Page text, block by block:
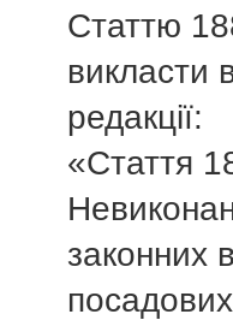
Статтю
викласти
редакції:
«Стаття
законних